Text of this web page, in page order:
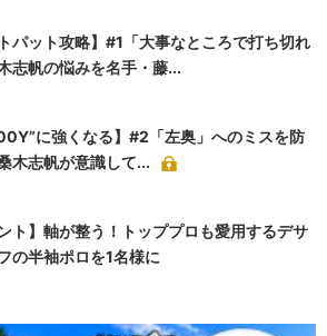
トパット攻略】#1「大事なところで打ち切れ
志帆の悩みを名手・藤...
に強くなる】#2「左奥」へのミスを防
木志帆が意識して...
ント】軸が整う！トッププロも愛用するデサ
の半袖ポロを1名様に